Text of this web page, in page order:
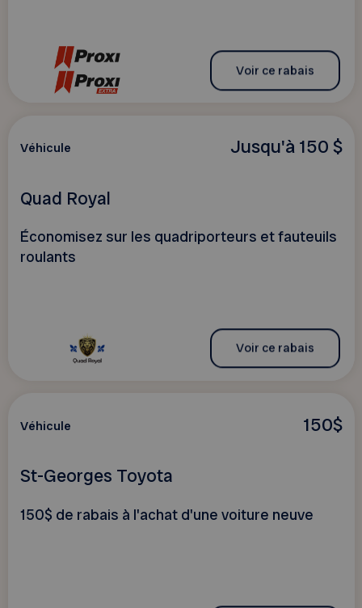
Voir ce rabais
Jusqu'à 150 $
Véhicule
Quad Royal
Économisez sur les quadriporteurs et fauteuils
roulants
Voir ce rabais
150$
Véhicule
St-Georges Toyota
150$ de rabais à l'achat d'une voiture neuve